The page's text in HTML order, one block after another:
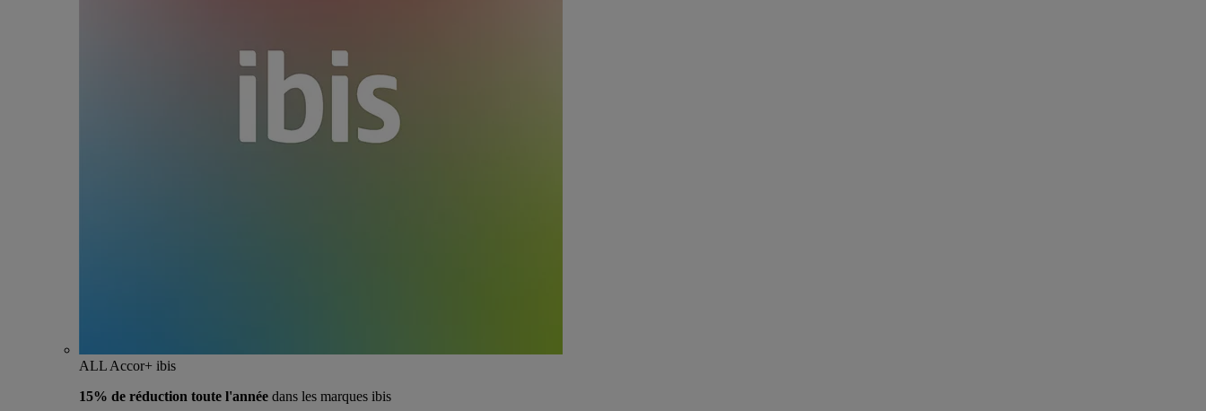
ALL Accor+ ibis
15% de réduction toute l'année dans les marques ibis